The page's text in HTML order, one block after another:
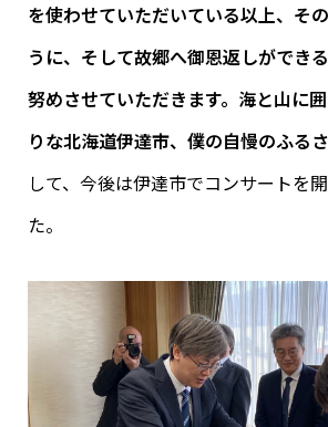
を使わせていただいている以上、そ
うに、そして故郷へ御恩返しができ
努めさせていただきます。海と山に
りな北海道伊達市、僕の自慢のふる
して、今後は伊達市でコンサートを
た。